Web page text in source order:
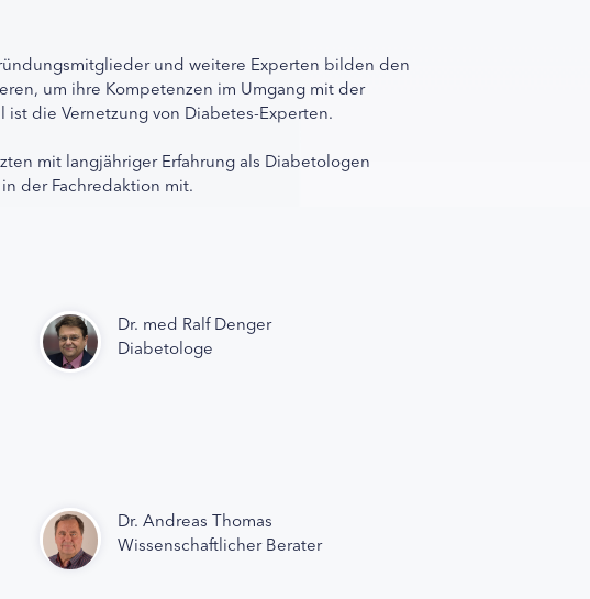
und weitere Experten bilden den
um ihre Kompetenzen im Umgang mit der
die Vernetzung von Diabetes-Experten.
mit langjähriger Erfahrung als Diabetologen
der Fachredaktion mit.
Dr. med Ralf Denger
Diabetologe
Dr. Andreas Thomas
Wissenschaftlicher Berater